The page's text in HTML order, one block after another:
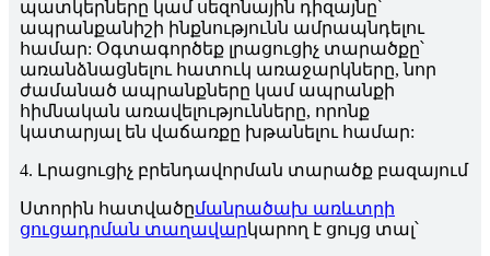
պատկերները կամ սեզոնային դիզայնը՝
ապրանքանիշի ինքնությունն ամրապնդելու
համար: Օգտագործեք լրացուցիչ տարածքը՝
առանձնացնելու հատուկ առաջարկները, նոր
ժամանած ապրանքները կամ ապրանքի
հիմնական առավելությունները, որոնք
կատարյալ են վաճառքը խթանելու համար:
4. Լրացուցիչ բրենդավորման տարածք բազայում
Ստորին հատվածըմանրածախ առևտրի
ցուցադրման տաղավարկարող է ցույց տալ՝